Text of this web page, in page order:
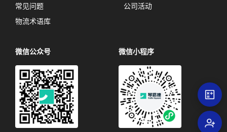
常见问题
物流术语库
公司活动
微信公众号 微信小程序